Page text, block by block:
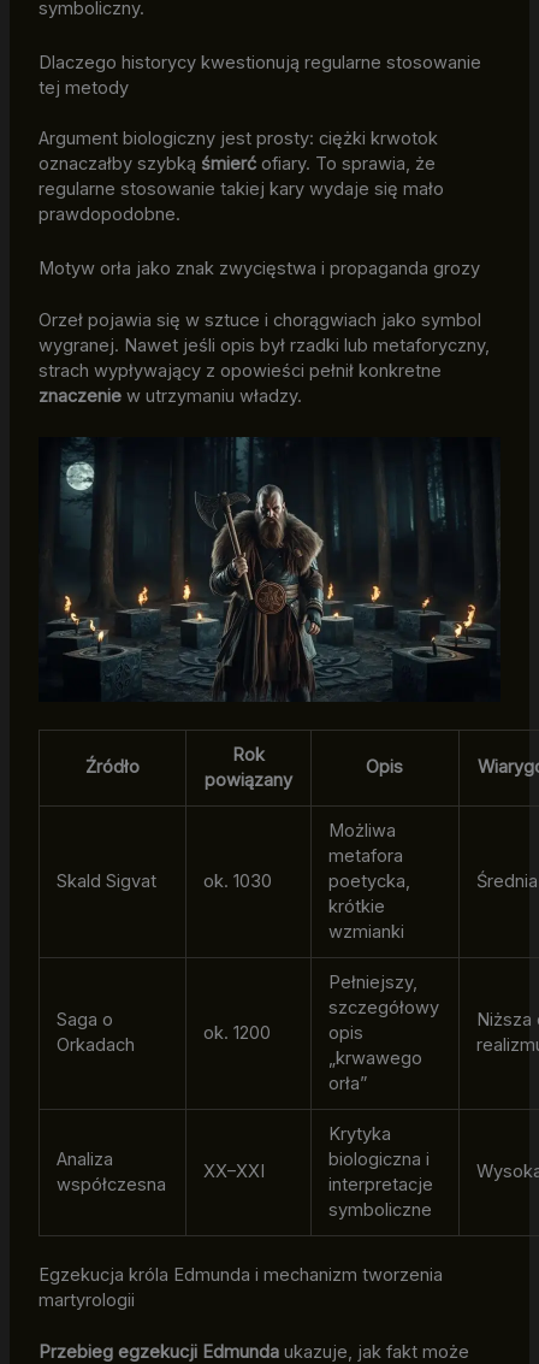
symboliczny.
Dlaczego historycy kwestionują regularne stosowanie
tej metody
Argument biologiczny jest prosty: ciężki krwotok
oznaczałby szybką śmierćofiary. To sprawia, że
regularne stosowanie takiej kary wydaje się mało
prawdopodobne.
Motyw orła jako znak zwycięstwa i propaganda grozy
Orzeł pojawia się w sztuce i chorągwiach jako symbol
wygranej. Nawet jeśli opis był rzadki lub metaforyczny,
strach wypływający z opowieści pełnił konkretne
znaczeniew utrzymaniu władzy.
Źródło
Rok
powiązany
Opis
Skald Sigvat ok. 1030
Możliwa
metafora
poetycka,
krótkie
wzmianki
Średnia
Saga o
Orkadach
ok. 1200
Pełniejszy,
szczegółowy
opis
„krwawego
orła”
Niższa
Analiza
współczesna
XX–XXI
Krytyka
biologiczna i
interpretacje
symboliczne
Egzekucja króla Edmunda i mechanizm tworzenia
martyrologii
Przebieg egzekucji Edmundaukazuje, jak fakt może